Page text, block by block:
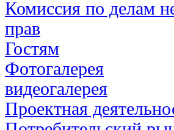
Комиссия по делам
прав
Гостям
Фотогалерея
видеогалерея
Проектная